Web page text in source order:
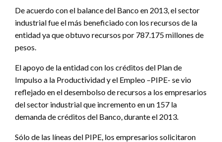
De acuerdo con el balance del Banco en 2013, el sector
industrial fue el más beneficiado con los recursos de la
entidad ya que obtuvo recursos por 787.175 millones de
pesos.
El apoyo de la entidad con los créditos del Plan de
Impulso a la Productividad y el Empleo –PIPE- se vio
reflejado en el desembolso de recursos a los empresarios
del sector industrial que incremento en un 157 la
demanda de créditos del Banco, durante el 2013.
Sólo de las líneas del PIPE, los empresarios solicitaron